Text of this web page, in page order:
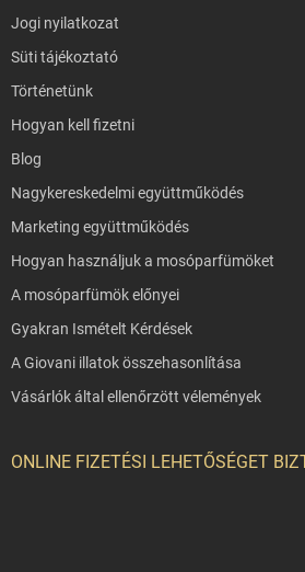
Jogi nyilatkozat
Süti tájékoztató
Történetünk
Hogyan kell fizetni
Blog
Nagykereskedelmi együttműködés
Marketing együttműködés
Hogyan használjuk a mosóparfümöket
A mosóparfümök előnyei
Gyakran Ismételt Kérdések
A Giovani illatok összehasonlítása
Vásárlók által ellenőrzött vélemények
ONLINE FIZETÉSI LEHETŐSÉGET